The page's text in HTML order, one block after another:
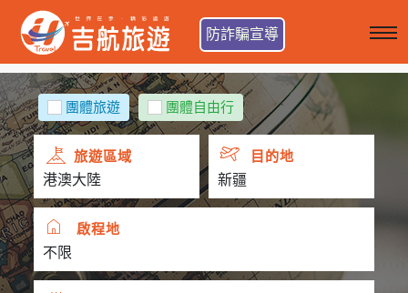
防詐騙宣導
團體旅遊 團體自由行
旅遊區域 目的地
啟程地